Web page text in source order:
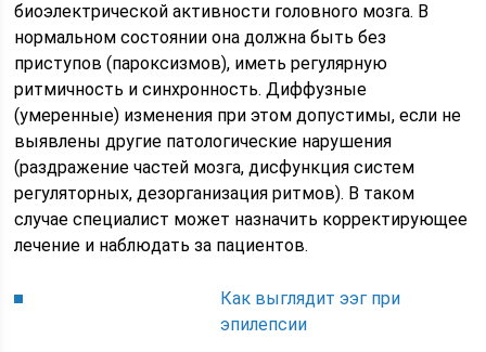
биоэлектрической активности головного мозга. В
нормальном состоянии она должна быть без
приступов (пароксизмов), иметь регулярную
ритмичность и синхронность. Диффузные
(умеренные) изменения при этом допустимы, если не
выявлены другие патологические нарушения
(раздражение частей мозга, дисфункция систем
регуляторных, дезорганизация ритмов). В таком
случае специалист может назначить корректирующее
лечение и наблюдать за пациентов.
Как выглядит ээг при
эпилепсии